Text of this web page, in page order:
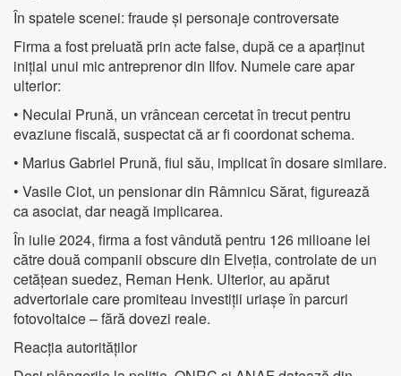
În spatele scenei: fraude și personaje controversate
Firma a fost preluată prin acte false, după ce a aparținut
inițial unui mic antreprenor din Ilfov. Numele care apar
ulterior:
• Neculai Prună, un vrâncean cercetat în trecut pentru
evaziune fiscală, suspectat că ar fi coordonat schema.
• Marius Gabriel Prună, fiul său, implicat în dosare similare.
• Vasile Ciot, un pensionar din Râmnicu Sărat, figurează
ca asociat, dar neagă implicarea.
În iulie 2024, firma a fost vândută pentru 126 milioane lei
către două companii obscure din Elveția, controlate de un
cetățean suedez, Reman Henk. Ulterior, au apărut
advertoriale care promiteau investiții uriașe în parcuri
fotovoltaice – fără dovezi reale.
Reacția autorităților